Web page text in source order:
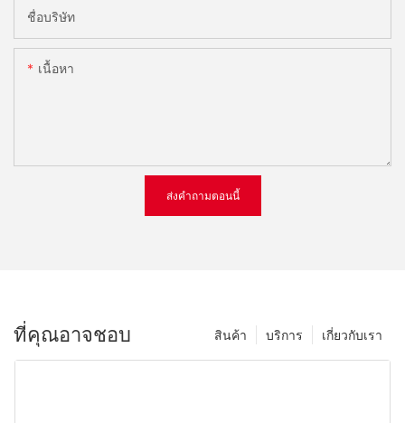
ชื่อบริษัท
เนื้อหา
ส่งคำถามตอนนี้
ที่คุณอาจชอบ เกี่ยวกับเรา
บริการ
สินค้า